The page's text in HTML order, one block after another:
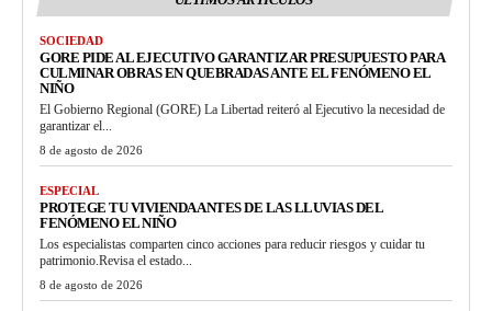
SOCIEDAD
GORE PIDE AL EJECUTIVO GARANTIZAR PRESUPUESTO PARA
CULMINAR OBRAS EN QUEBRADAS ANTE EL FENÓMENO EL
NIÑO
El Gobierno Regional (GORE) La Libertad reiteró al Ejecutivo la necesidad de
garantizar el...
8 de agosto de 2026
ESPECIAL
PROTEGE TU VIVIENDA ANTES DE LAS LLUVIAS DEL
FENÓMENO EL NIÑO
Los especialistas comparten cinco acciones para reducir riesgos y cuidar tu
patrimonio.Revisa el estado...
8 de agosto de 2026